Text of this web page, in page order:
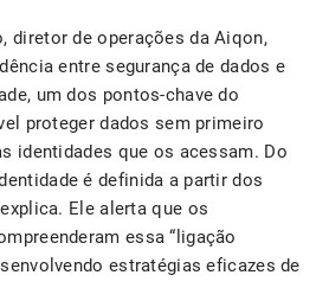
diretor de operações da Aiqon,
entre segurança de dados e
um dos pontos-chave do
proteger dados sem primeiro
identidades que os acessam. Do
é definida a partir dos
Ele alerta que os
essa “ligação
estratégias eficazes de